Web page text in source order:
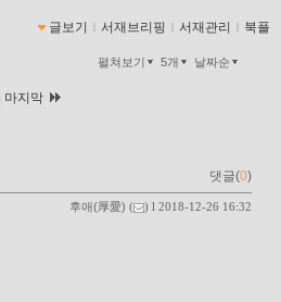
글보기 서재브리핑 서재관리 북플
펼쳐보기 5개 날짜순
마지막
댓글(0)
후애(厚愛) ( ) l 2018-12-26 16:32